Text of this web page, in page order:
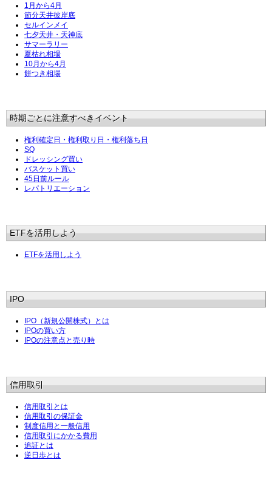
1月から4月
節分天井彼岸底
セルインメイ
七夕天井・天神底
サマーラリー
夏枯れ相場
10月から4月
餅つき相場
時期ごとに注意すべきイベント
権利確定日・権利取り日・権利落ち日
SQ
ドレッシング買い
バスケット買い
45日前ルール
レパトリエーション
ETFを活用しよう
ETFを活用しよう
IPO
IPO（新規公開株式）とは
IPOの買い方
IPOの注意点と売り時
信用取引
信用取引とは
信用取引の保証金
制度信用と一般信用
信用取引にかかる費用
追証とは
逆日歩とは